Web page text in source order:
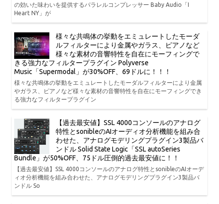
の効いた味わいを提供するパラレルコンプレッサー Baby Audio「I
Heart NY」が
様々な共鳴体の挙動をエミュレートしたモーダ
ルフィルターにより金属やガラス、ピアノなど
様々な素材の音響特性を自在にモーフィングで
きる強力なフィルタープラグイン Polyverse
Music「Supermodal」が30%OFF、69ドルに！！！
様々な共鳴体の挙動をエミュレートしたモーダルフィルターにより金属
やガラス、ピアノなど様々な素材の音響特性を自在にモーフィングでき
る強力なフィルタープラグイン
【過去最安値】SSL 4000コンソールのアナログ
特性とsonibleのAIオーディオ分析機能を組み合
わせた、アナログモデリングプラグイン3製品バ
ンドル Solid State Logic「SSL autoSeries
Bundle」が50%OFF、75ドル圧倒的過去最安値に！！
【過去最安値】SSL 4000コンソールのアナログ特性とsonibleのAIオーデ
ィオ分析機能を組み合わせた、アナログモデリングプラグイン3製品バ
ンドル So